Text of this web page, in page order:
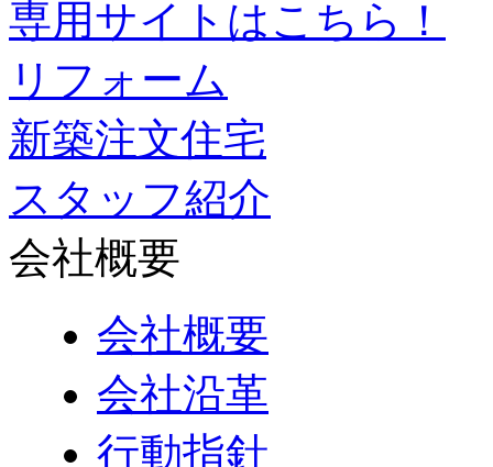
専用サイトはこちら！
リフォーム
新築注文住宅
スタッフ紹介
会社概要
会社概要
会社沿革
行動指針